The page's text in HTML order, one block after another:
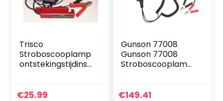
Trisco
Stroboscooplamp
ontstekingstijdinst
inductief
€25.99
Gunson 77008
Gunson 77008
Stroboscooplamp
ar
€149.41